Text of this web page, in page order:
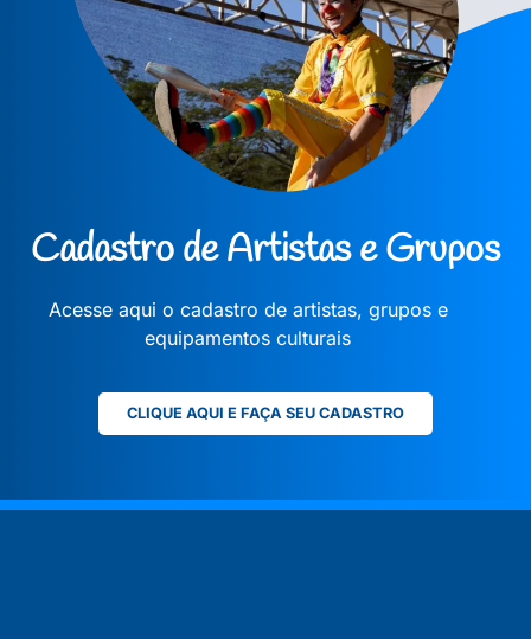
Cadastro de Artistas e Grupos
Acesse aqui o cadastro de artistas, grupos e
equipamentos culturais
CLIQUE AQUI E FAÇA SEU CADASTRO